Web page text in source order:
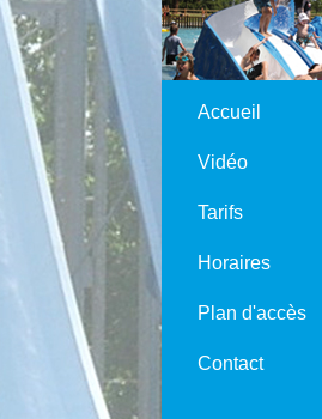
Accueil
Vidéo
Tarifs
Horaires
Plan d'accès
Contact